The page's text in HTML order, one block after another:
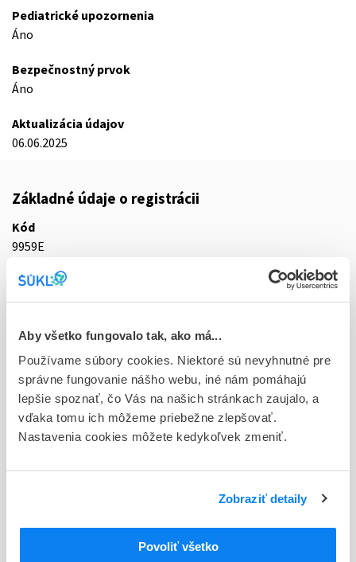
Aby všetko fungovalo tak, ako má...
Používame súbory cookies. Niektoré sú nevyhnutné pre
správne fungovanie nášho webu, iné nám pomáhajú
lepšie spoznať, čo Vás na našich stránkach zaujalo, a
vďaka tomu ich môžeme priebežne zlepšovať.
Nastavenia cookies môžete kedykoľvek zmeniť.
Zobraziť detaily
Povoliť všetko
Pediatrické upozornenia
Áno
Bezpečnostný prvok
Áno
Aktualizácia údajov
06.06.2025
Základné údaje o registrácii
Kód
9959E
Registračné číslo
16/0181/25-S
Doplnok
tbl flm 28x50 mg (blis.OPA/Al/PVC/Al)
Stav
R - Aktuálna registrácia
Typ registračnej procedúry